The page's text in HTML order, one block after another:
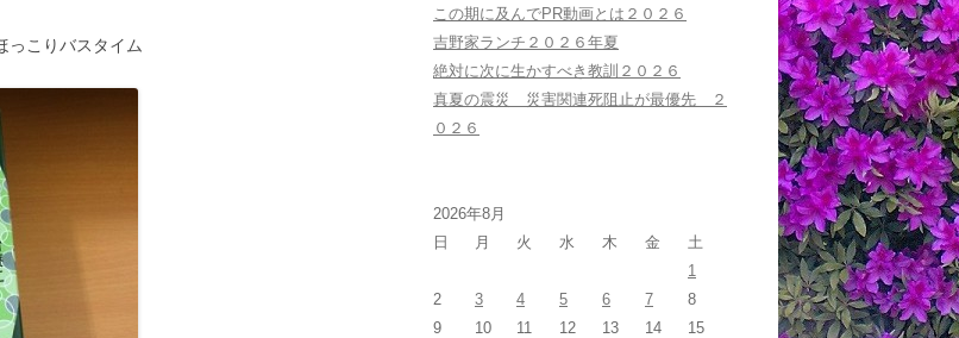
っこりバスタイム
この期に及んでPR動画とは２０２６
吉野家ランチ２０２６年夏
絶対に次に生かすべき教訓２０２６
真夏の震災 災害関連死阻止が最優先 ２
０２６
2026年8月
日
月 火 水 木 金
土
1
2
3 4 5 6 7
8
9
10 11 12 13 14
15